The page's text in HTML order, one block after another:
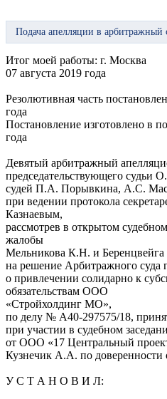
Подача апелляции в арбитражный
Итог моей работы: г. Москва
07 августа 2019 года
Резолютивная часть
года
Постановление изготовлено в
года
Девятый арбитражный
председательствующего судьи
судей П.А. Порывкина, А.С.
при ведении протокола
Казнаевым,
рассмотрев в открытом
жалобы
Мельникова К.Н. и
на решение Арбитражного суда
о привлечении солидарно к
обязательствам ООО
«Стройхолдинг МО»,
по делу № А40-297575/18,
при участии в судебном
от ООО «17 Центральный
Кузнечик А.А. по доверенности
У С Т А Н О В И Л: